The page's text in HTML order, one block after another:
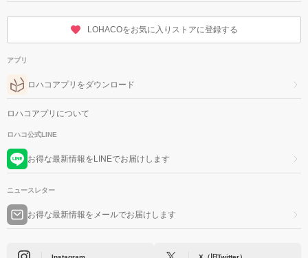
LOHACOをお気に入りストアに登録する
アプリ
ロハコアプリをダウンロード
ロハコアプリについて
ロハコ公式LINE
お得な最新情報をLINEでお届けします
ニュースレター
お得な最新情報をメールでお届けします